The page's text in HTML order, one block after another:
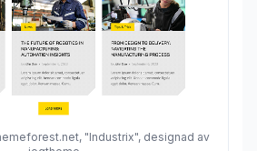
"Industrix", designad av